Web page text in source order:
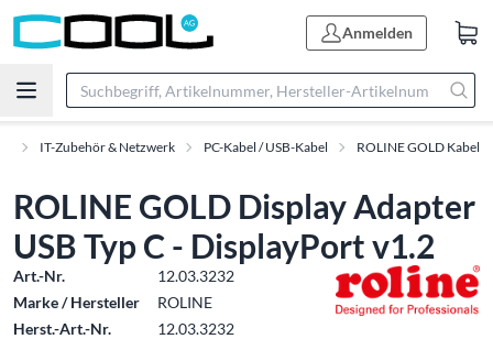
Anmelden
IT-Zubehör & Netzwerk PC-Kabel / USB-Kabel ROLINE GOLD Kabel
ROLINE GOLD Display Adapter
USB Typ C - DisplayPort v1.2
Art.-Nr.
12.03.3232
Marke / Hersteller
ROLINE
Herst.-Art.-Nr.
12.03.3232